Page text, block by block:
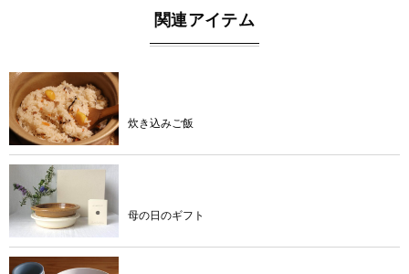
関連アイテム
炊き込みご飯
母の日のギフト